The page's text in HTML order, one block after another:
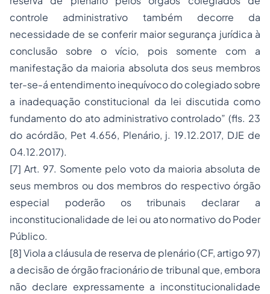
controle administrativo também decorre da
necessidade de se conferir maior segurança jurídica à
conclusão
sobre o vício, pois somente com a
manifestação da maioria absoluta dos seus membros
ter-se-á entendimentoinequívoco do colegiado sobre
a inadequação constitucional da lei discutida como
fundamento do ato administrativo controlado” (fls. 23
do acórdão, Pet 4.656, Plenário, j. 19.12.2017, DJE de
04.12.2017).
[7] Art. 97. Somente pelo voto da maioria absoluta de
seus membros ou dos membros do respectivo órgão
especial poderão os tribunais declarar a
inconstitucionalidade de lei ou ato normativo do Poder
Público.
[8]Viola a cláusula de reserva de plenário (CF, artigo 97)
a decisão de órgão fracionário de tribunal que, embora
não declare expressamente a inconstitucionalidade